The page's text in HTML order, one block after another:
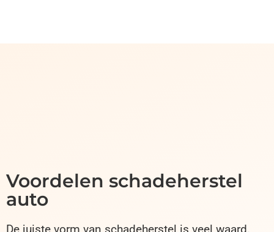
Voordelen schadeherstel
auto
De juiste vorm van schadeherstel is veel waard.